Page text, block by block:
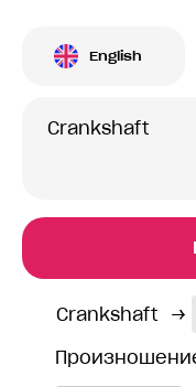
English
Crankshaft →